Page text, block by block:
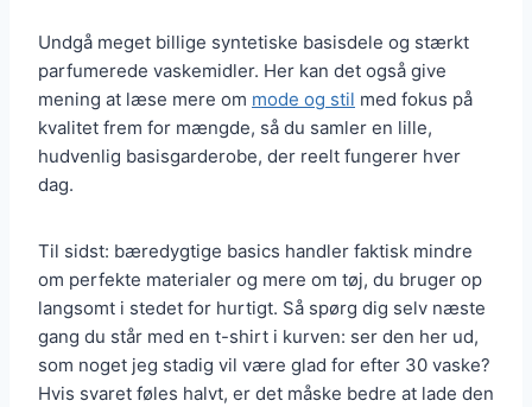
Undgå meget billige syntetiske basisdele og stærkt
parfumerede vaskemidler. Her kan det også give
mening at læse mere om mode og stil med fokus på
kvalitet frem for mængde, så du samler en lille,
hudvenlig basisgarderobe, der reelt fungerer hver
dag.
Til sidst: bæredygtige basics handler faktisk mindre
om perfekte materialer og mere om tøj, du bruger op
langsomt i stedet for hurtigt. Så spørg dig selv næste
gang du står med en t-shirt i kurven: ser den her ud,
som noget jeg stadig vil være glad for efter 30 vaske?
Hvis svaret føles halvt, er det måske bedre at lade den